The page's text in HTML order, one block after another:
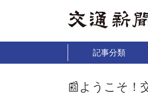
記事分類
📰ようこそ！